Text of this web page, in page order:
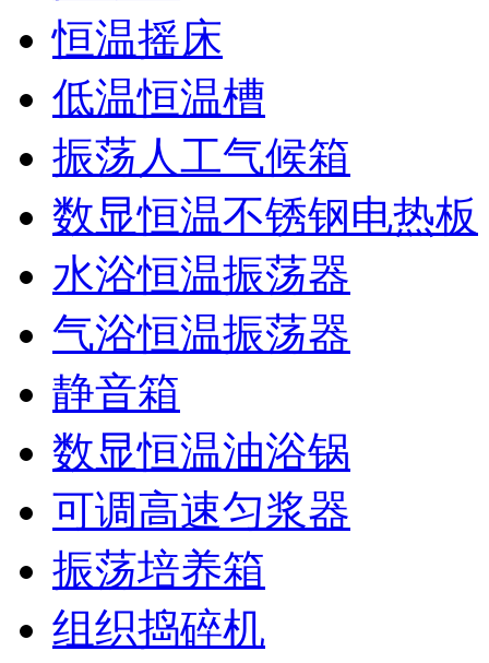
恒温摇床
低温恒温槽
振荡人工气候箱
数显恒温不锈钢电热板
水浴恒温振荡器
气浴恒温振荡器
静音箱
数显恒温油浴锅
可调高速匀浆器
振荡培养箱
组织捣碎机